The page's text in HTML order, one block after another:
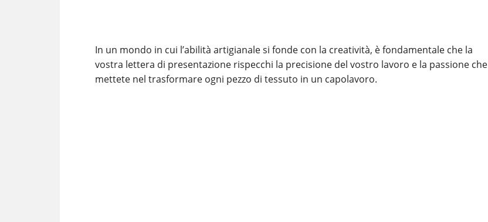
In un mondo in cui l’abilità artigianale si fonde con la creatività, è fondamentale che la
vostra lettera di presentazione rispecchi la precisione del vostro lavoro e la passione che
mettete nel trasformare ogni pezzo di tessuto in un capolavoro.